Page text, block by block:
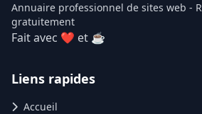
Annuaire professionnel de sites web -
gratuitement
Fait avec ❤ et ☕
Liens rapides
Accueil